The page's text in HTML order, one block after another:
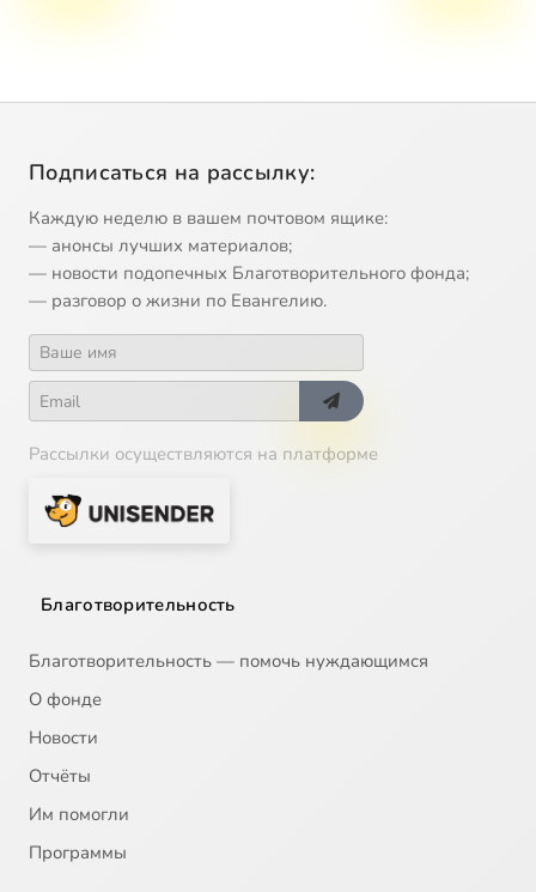
Подписаться на рассылку:
Каждую неделю в вашем почтовом ящике:
— анонсы лучших материалов;
— новости подопечных Благотворительного фонда;
— разговор о жизни по Евангелию.
Рассылки осуществляются на платформе
Благотворительность
Благотворительность — помочь нуждающимся
О фонде
Новости
Отчёты
Им помогли
Программы